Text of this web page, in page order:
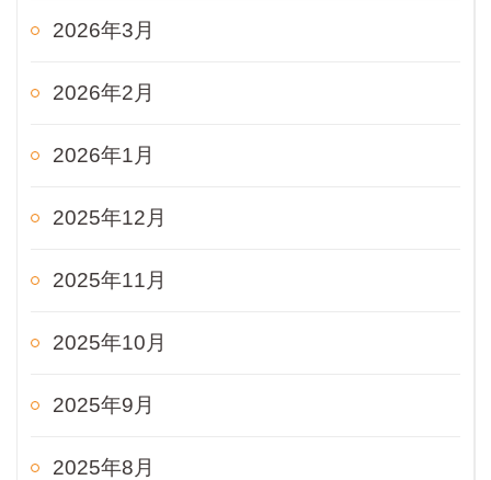
2026年3月
2026年2月
2026年1月
2025年12月
2025年11月
2025年10月
2025年9月
2025年8月